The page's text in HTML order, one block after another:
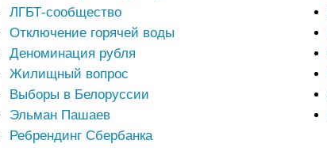
ЛГБТ-сообщество
Отключение горячей воды
Деноминация рубля
Жилищный вопрос
Выборы в Белоруссии
Эльман Пашаев
Ребрендинг Сбербанка